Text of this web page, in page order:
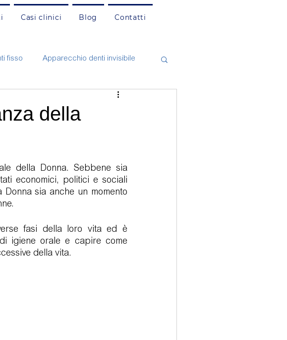
Casi clinici Blog Contatti
fisso Apparecchio denti invisibile
Cefalea
adulti
Posturologia
della
della Donna. Sebbene sia
economici, politici e sociali
sia anche un momento
fasi della loro vita ed è
igiene orale e capire come
della vita.